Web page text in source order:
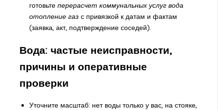
готовьте перерасчет коммунальных услуг вода
отопление газ с привязкой к датам и фактам
(заявка, акт, подтверждение соседей).
Вода: частые неисправности,
причины и оперативные
проверки
Уточните масштаб: нет воды только у вас, на стояке,